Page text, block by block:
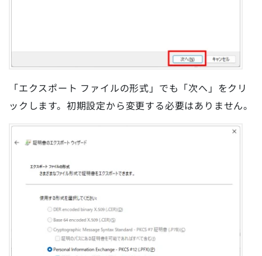
「エクスポート ファイルの形式」でも「次へ」をクリ
ックします。初期設定から変更する必要はありません。